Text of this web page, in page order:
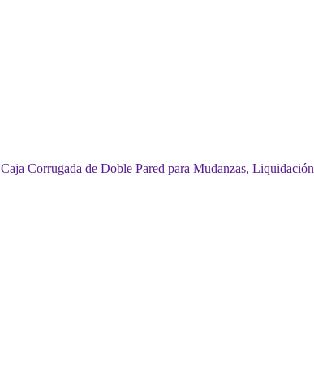
Caja Corrugada de Doble Pared para Mudanzas, Liquidación